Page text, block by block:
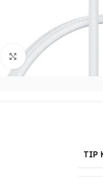
Klikni za uvećanje
TIP